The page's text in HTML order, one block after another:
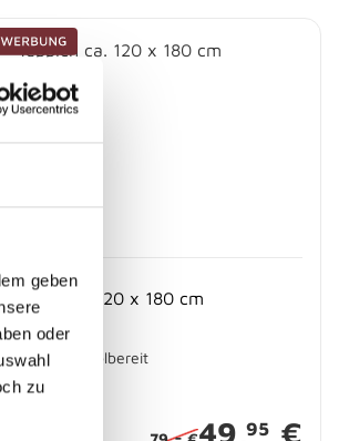
geben
oder
zu
Teppich ca. 120 x 180 cm
Sofort abholbereit
49,95 €